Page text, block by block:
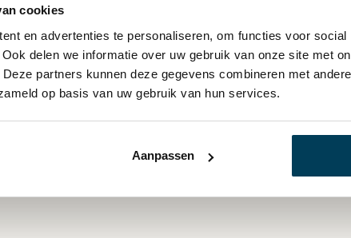
cookies
en advertenties te personaliseren, om functies voor
delen we informatie over uw gebruik van onze site met
partners kunnen deze gegevens combineren met
op basis van uw gebruik van hun services.
Aanpassen
Ruilen voor een ander
Retourzending